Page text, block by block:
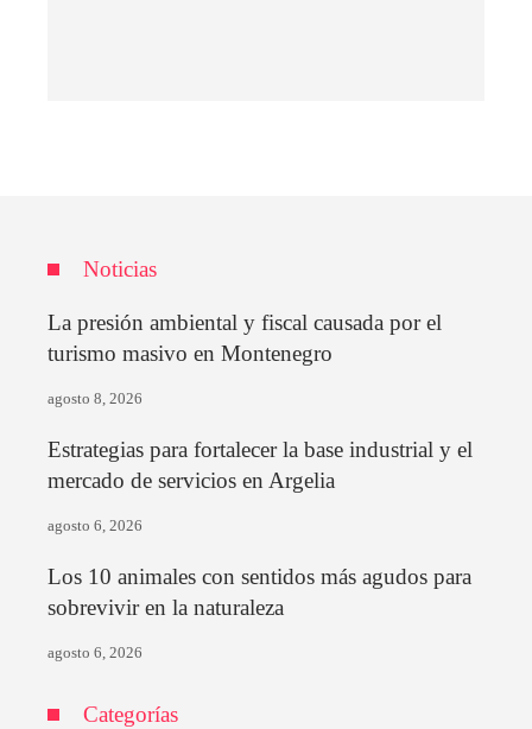
Noticias
La presión ambiental y fiscal causada por el
turismo masivo en Montenegro
agosto 8, 2026
Estrategias para fortalecer la base industrial y el
mercado de servicios en Argelia
agosto 6, 2026
Los 10 animales con sentidos más agudos para
sobrevivir en la naturaleza
agosto 6, 2026
Categorías